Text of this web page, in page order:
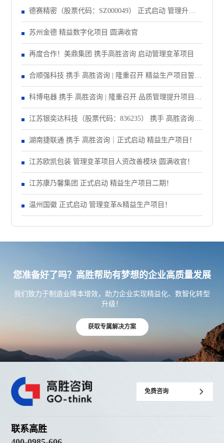
德赛精密（股票代码：SZ000049） 正式启动 管理升级&
精益注塑项目！
苏州金德 精益数字化项目 圆满收官
再度合作！美鼎集团 携手高胜咨询 启动管理变革项目
合顺强科技 携手 高胜咨询 | 隆重召开 精益生产项目誓师
大会！
科博电器 携手 高胜咨询 | 隆重召开 品质管理提升项目启
动大会！
江苏银奕达科技（股票代码：836235） 携手 高胜咨询｜
正式启动 管理变革项目
湖南捷联通 携手 高胜咨询｜正式启动 精益生产项目！
江苏欧凯包装 管理变革项目人资改善模块 圆满收官！
江苏康乃馨集团 正式启动 精益生产项目二期！
温州国徽 正式启动 管理变革&精益生产项目！
您准备好了吗？高胜帮助有梦想的企业高质量发展
我们致力于制造业降本增效，助力企业实现精益化、数智化转型
升级！
获取专属解决方案
免费咨询
联系高胜